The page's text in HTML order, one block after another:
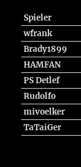
Spieler
wfrank
Brady1899
HAMFAN
PS Detlef
Rudolfo
mivoelker
TaTaiGer